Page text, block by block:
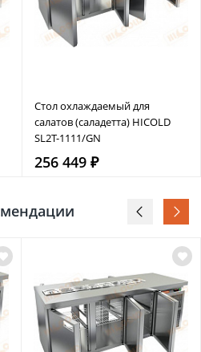
Стол охлаждаемый для
салатов (саладетта) HICOLD
SL2T-1111/GN
256 449 ₽